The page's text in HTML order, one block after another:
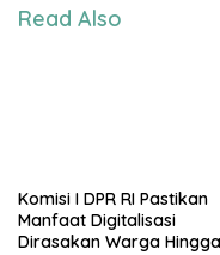
Read Also
Komisi I DPR RI Pastikan
Manfaat Digitalisasi
Dirasakan Warga